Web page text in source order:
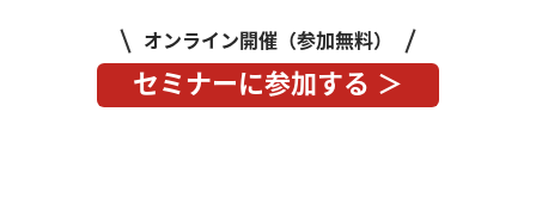
オンライン開催（参加無料）
セミナーに参加する ＞